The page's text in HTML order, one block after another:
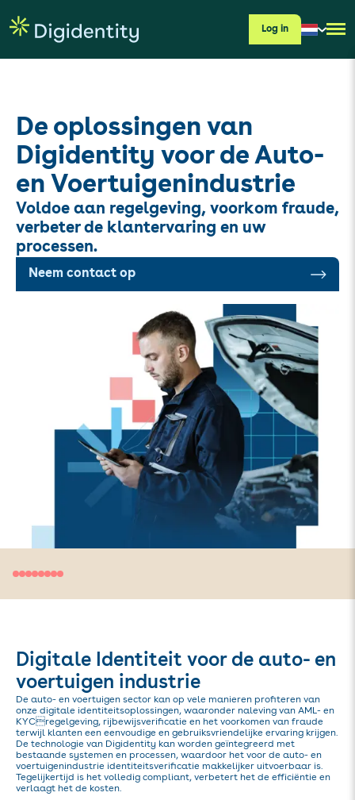
Log in
De oplossingen van
Digidentity voor de Auto-
en Voertuigenindustrie
Voldoe aan regelgeving, voorkom fraude,
verbeter de klantervaring en uw
processen.
Neem contact op
Digitale Identiteit voor de auto- en
voertuigen industrie
De auto- en voertuigen sector kan op vele manieren profiteren van
onze digitale identiteitsoplossingen, waaronder naleving van AML- en
KYCregelgeving, rijbewijsverificatie en het voorkomen van fraude
terwijl klanten een eenvoudige en gebruiksvriendelijke ervaring krijgen.
De technologie van Digidentity kan worden geïntegreerd met
bestaande systemen en processen, waardoor het voor de auto- en
voertuigenindustrie identiteitsverificatie makkelijker uitvoerbaar is.
Tegelijkertijd is het volledig compliant, verbetert het de efficiëntie en
verlaagt het de kosten.